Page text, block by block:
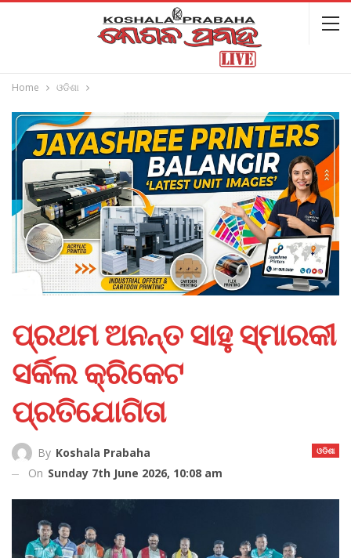
Home ଓଡିଶା
ପ୍ରଥମ ଅନନ୍ତ ସାହୁ ସ୍ମାରକୀ
ସର୍କିଲ କ୍ରିକେଟ
ପ୍ରତିଯୋଗିତା
ଓଡିଶା
By Koshala Prabaha
On Sunday 7th June 2026, 10:08 am